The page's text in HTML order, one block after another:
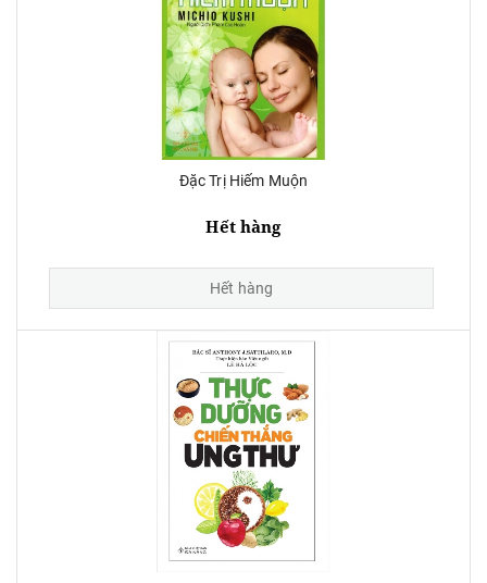
Đặc Trị Hiếm Muộn
Hết hàng
Hết hàng